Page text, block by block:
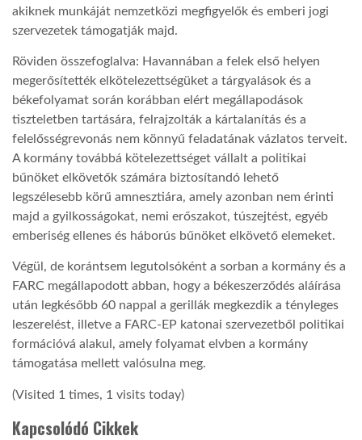
akiknek munkáját nemzetközi megfigyelők és emberi jogi
szervezetek támogatják majd.
Röviden összefoglalva: Havannában a felek első helyen
megerősítették elkötelezettségüket a tárgyalások és a
békefolyamat során korábban elért megállapodások
tiszteletben tartására, felrajzolták a kártalanítás és a
felelősségrevonás nem könnyű feladatának vázlatos terveit.
A kormány továbbá kötelezettséget vállalt a politikai
bűnöket elkövetők számára biztosítandó lehető
legszélesebb körű amnesztiára, amely azonban nem érinti
majd a gyilkosságokat, nemi erőszakot, túszejtést, egyéb
emberiség ellenes és háborús bűnöket elkövető elemeket.
Végül, de korántsem legutolsóként a sorban a kormány és a
FARC megállapodott abban, hogy a békeszerződés aláírása
után legkésőbb 60 nappal a gerillák megkezdik a tényleges
leszerelést, illetve a FARC-EP katonai szervezetből politikai
formációvá alakul, amely folyamat elvben a kormány
támogatása mellett valósulna meg.
(Visited 1 times, 1 visits today)
Kapcsolódó Cikkek